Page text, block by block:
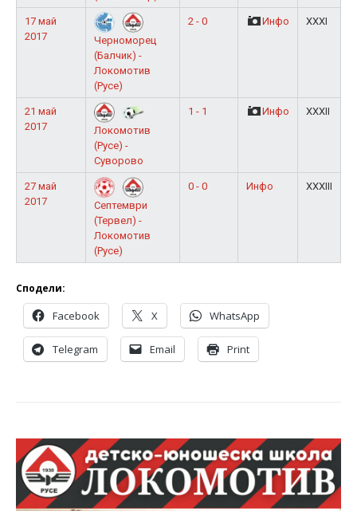
17 май
2017
Черноморец
(Балчик) -
Локомотив
(Русе)
2 - 0 Инфо XXXI
21 май
2017
Локомотив
(Русе) -
Суворово
1 - 1 Инфо XXXII
27 май
2017
Септември
(Тервел) -
Локомотив
(Русе)
0 - 0 Инфо XXXIII
Сподели:
Facebook X WhatsApp
Telegram Email Print